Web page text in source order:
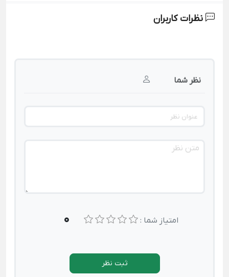
نظرات کاربران
نظر شما
امتیاز شما : 0
ثبت نظر